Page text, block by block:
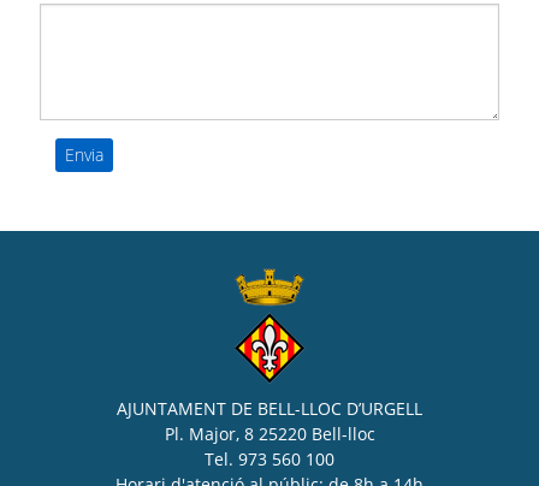
AJUNTAMENT DE BELL-LLOC D’URGELL
Pl. Major, 8 25220 Bell-lloc
Tel. 973 560 100